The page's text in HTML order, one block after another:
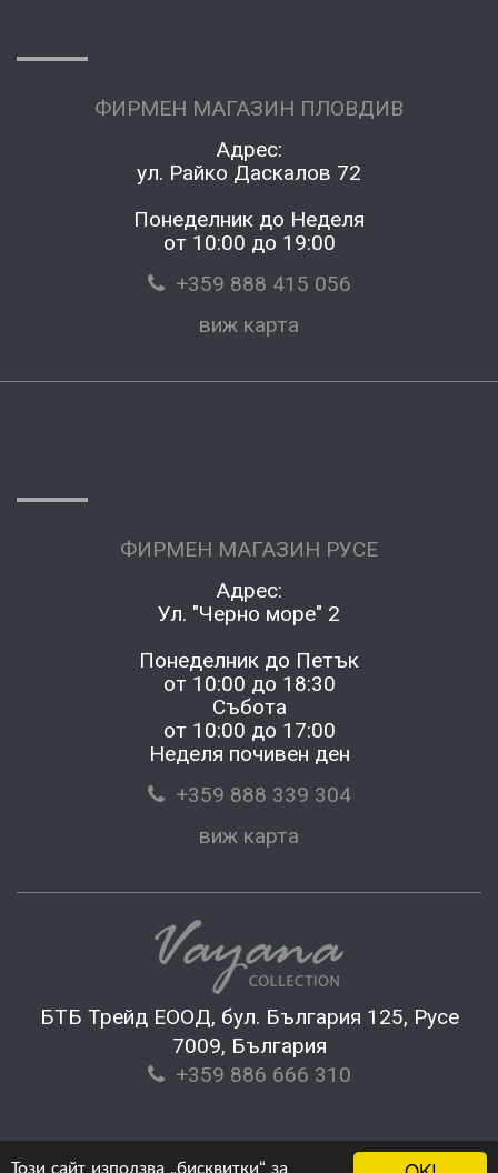
Този сайт използва „бисквитки“ за
ФИРМЕН МАГАЗИН ПЛОВДИВ
Адрес:
ул. Райко Даскалов 72
Понеделник до Неделя
от 10:00 до 19:00
+359 888 415 056
виж карта
ФИРМЕН МАГАЗИН РУСЕ
Адрес:
Ул. "Черно море" 2
Понеделник до Петък
от 10:00 до 18:30
Събота
от 10:00 до 17:00
Неделя почивен ден
+359 888 339 304
виж карта
БТБ Трейд ЕООД, бул. България 125, Русе
7009, България
+359 886 666 310